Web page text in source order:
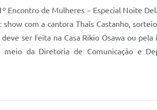
Encontro de Mulheres – Especial Noite
com a cantora Thaís Castanho,
ser feita na Casa Rikio Osawa ou
da Diretoria de Comunicação e